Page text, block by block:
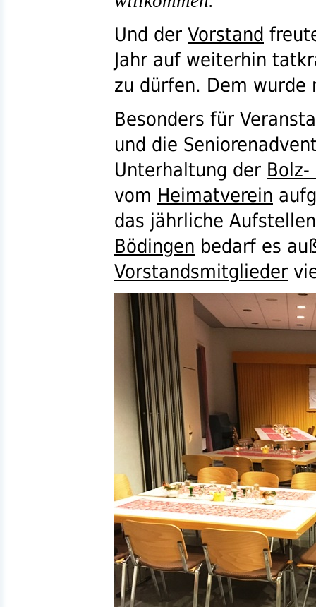
Und der Vorstand
Jahr auf weiterhin
zu dürfen. Dem wurde
Besonders für
und die
Unterhaltung der
vom Heimatverein
das jährliche
Bödingen bedarf es
Vorstandsmitglieder